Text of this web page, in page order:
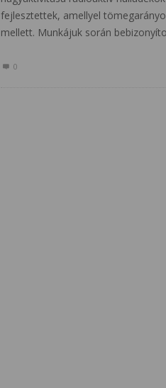
fejlesztettek, amellyel
mellett. Munkájuk során
0